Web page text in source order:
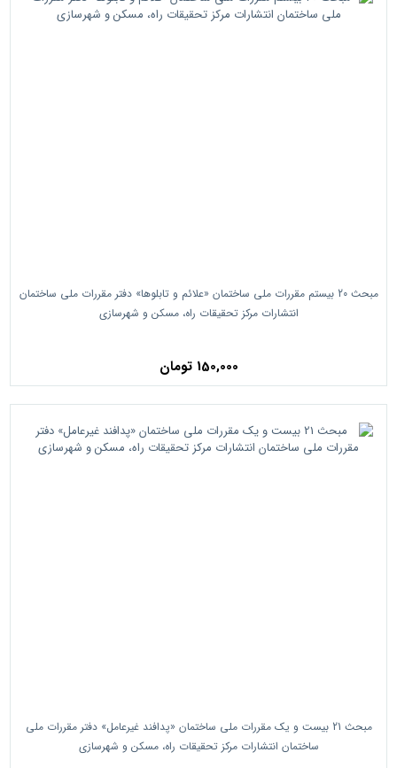
مبحث 20 بیستم مقررات ملی ساختمان «علائم و تابلوها» دفتر مقررات ملی ساختمان
انتشارات مرکز تحقیقات راه، مسکن و شهرسازی
150,000 تومان
مبحث 21 بیست و یک مقررات ملی ساختمان «پدافند غیرعامل» دفتر مقررات ملی
ساختمان انتشارات مرکز تحقیقات راه، مسکن و شهرسازی